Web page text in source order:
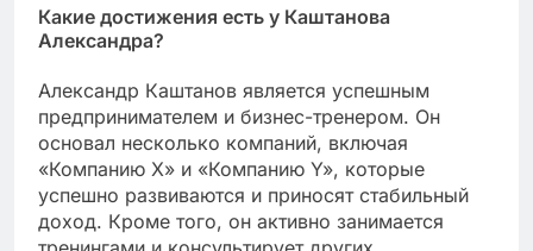
Какие достижения есть у Каштанова
Александра?
Александр Каштанов является успешным
предпринимателем и бизнес-тренером. Он
основал несколько компаний, включая
«Компанию Х» и «Компанию Y», которые
успешно развиваются и приносят стабильный
доход. Кроме того, он активно занимается